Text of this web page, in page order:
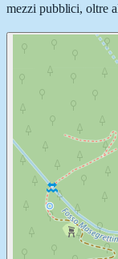
mezzi pubblici, oltre